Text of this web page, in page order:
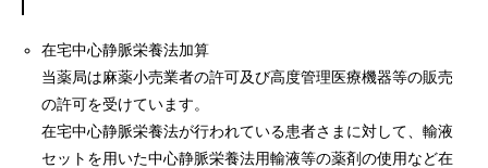
在宅中心静脈栄養法加算
当薬局は麻薬小売業者の許可及び高度管理医療機器等の販売
の許可を受けています。
在宅中心静脈栄養法が行われている患者さまに対して、輸液
セットを用いた中心静脈栄養法用輸液等の薬剤の使用など在